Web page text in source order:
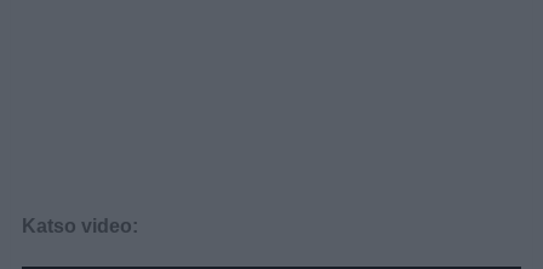
Katso video: